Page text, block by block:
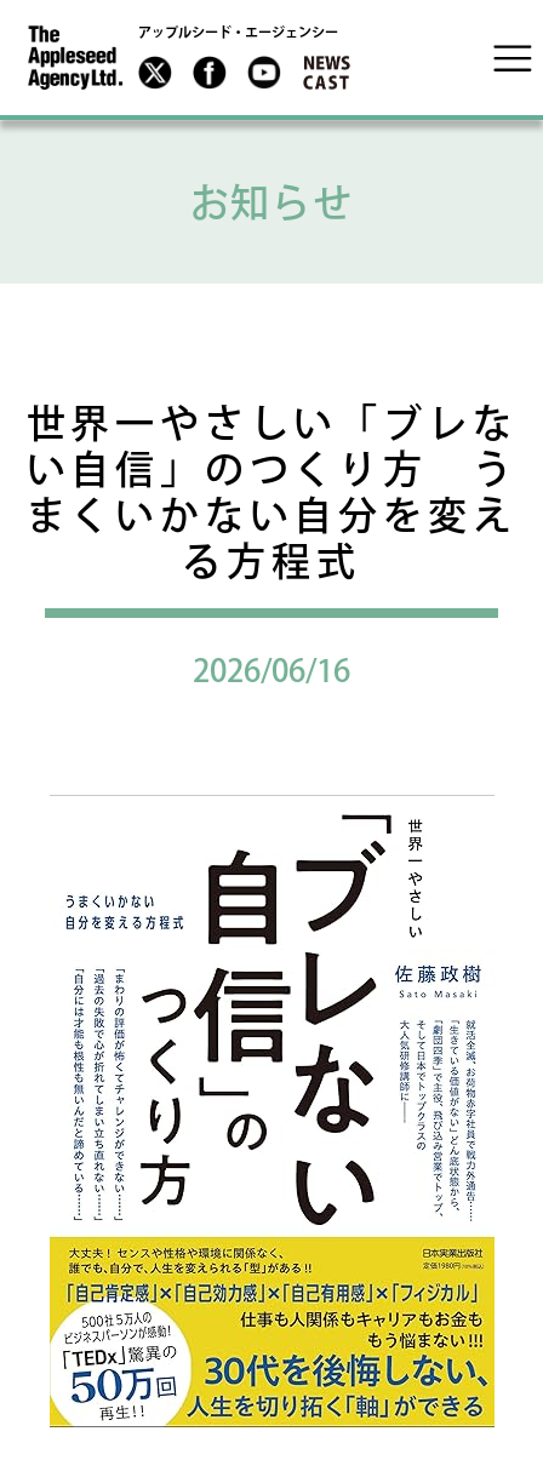
アップルシード・エージェンシー
お知らせ
世界一やさしい「ブレな
い自信」のつくり方 う
まくいかない自分を変え
る方程式
2026/06/16